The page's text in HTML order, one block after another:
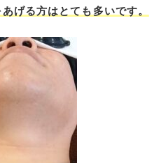
げる方はとても多いです。